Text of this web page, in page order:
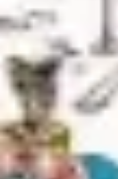
Diagrammes et cartographie